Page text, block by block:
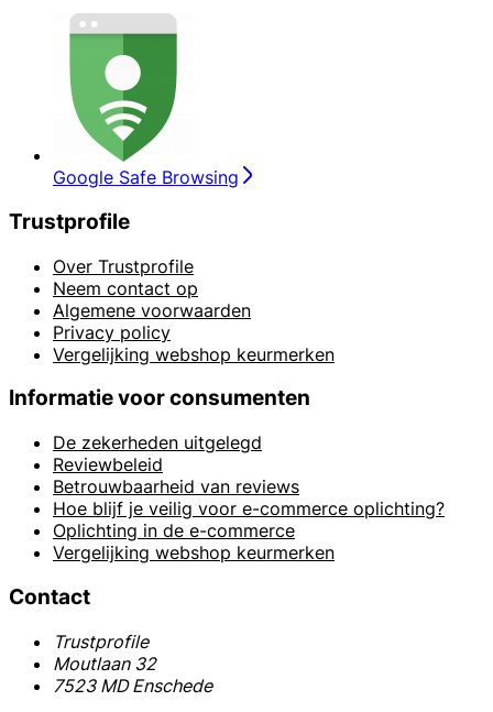
Google Safe Browsing
Trustprofile
Over Trustprofile
Neem contact op
Algemene voorwaarden
Privacy policy
Vergelijking webshop keurmerken
Informatie voor consumenten
De zekerheden uitgelegd
Reviewbeleid
Betrouwbaarheid van reviews
Hoe blijf je veilig voor e-commerce oplichting?
Oplichting in de e-commerce
Vergelijking webshop keurmerken
Contact
Trustprofile
Moutlaan 32
7523 MD Enschede